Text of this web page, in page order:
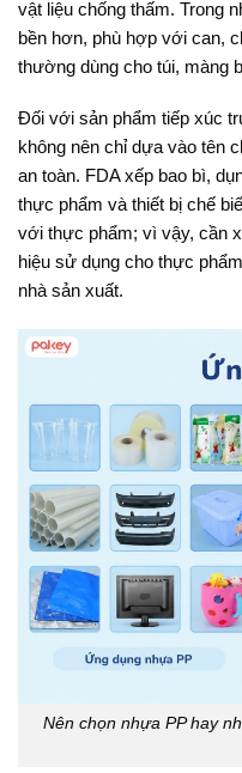
vật liệu chống thấm. Trong
bền hơn, phù hợp với can,
thường dùng cho túi, màng
Đối với sản phẩm tiếp xúc
không nên chỉ dựa vào tên
an toàn. FDA xếp bao bì,
thực phẩm và thiết bị chế
với thực phẩm; vì vậy, cần
hiệu sử dụng cho thực
nhà sản xuất.
Nên chọn nhựa PP hay